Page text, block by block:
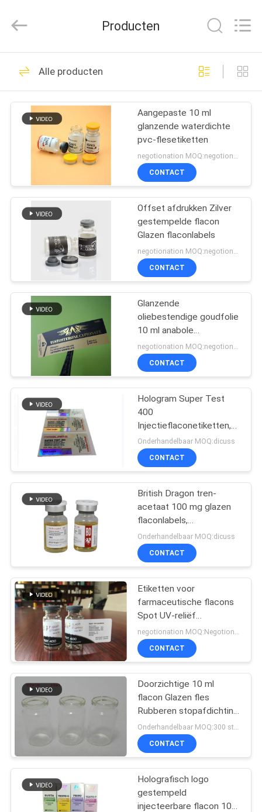
HUIS
PRODUCTEN
ONGEVEER
FABRIEKSREIS
KWALITEITSCONTROLE
CONTACTEER
ONS
NIEUWS
GEVALLEN
SITEMAP
PRIVACY
POLICY
Industry
Rights
De Etiketten van het
glasflesje
335
Etiketten van de
injectieflacon
256
10mL flesjeetiketten
139
de etiketten van het
douaneflesje
111
10ml flesjedozen
45
de sticker van het
veiligheidshologram
Producten
Alle producten
Aangepaste 10 ml
glanzende waterdichte
pvc-flesetiketten
negotionation MOQ:negotionation
CONTACT
Offset afdrukken Zilver
gestempelde flacon
Glazen flaconlabels
CONTACT
Glanzende
oliebestendige goudfolie
10 ml anabole
injectieflaconsticker
CONTACT
Hologram Super Test
400
Injectieflaconetiketten,
flaconflaconetiketten
voor Prolabs
Onderhandelbaar MOQ:dicuss
CONTACT
British Dragon tren-
acetaat 100 mg glazen
flaconlabels,
medicijnfleslabel
Onderhandelbaar MOQ:dicuss
CONTACT
Etiketten voor
farmaceutische flacons
Spot UV-reliëf
Hologram-logo-effect
CONTACT
Doorzichtige 10 ml
flacon Glazen fles
Rubberen stopafdichting
voor flaconinjectie
CONTACT
Holografisch logo
gestempeld
injecteerbare flacon 10